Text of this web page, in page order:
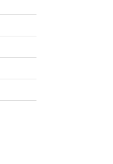
2MP và
lúc.
không
nào.
và lên